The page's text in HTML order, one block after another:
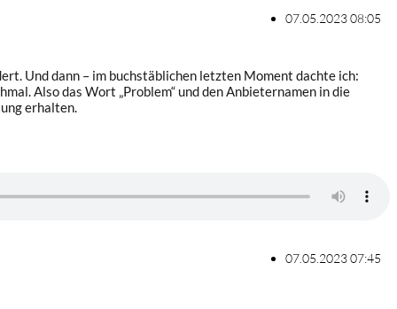
07.05.2023 08:05
Und dann – im buchstäblichen letzten Moment dachte ich:
Also das Wort „Problem“ und den Anbieternamen in die
erhalten.
07.05.2023 07:45